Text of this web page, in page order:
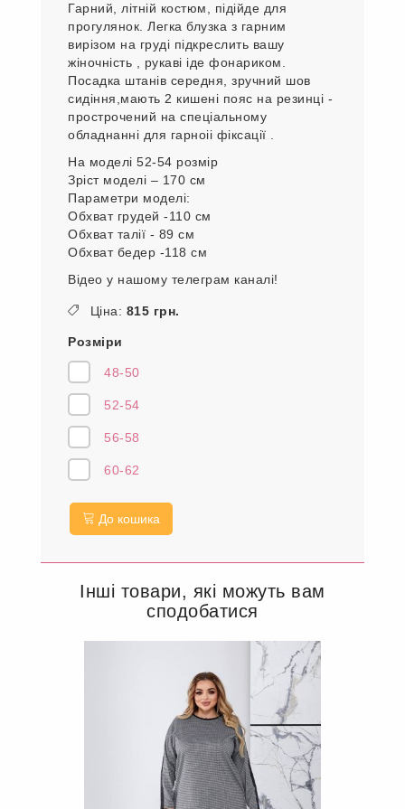
Гарний, літній костюм, підійде для
прогулянок. Легка блузка з гарним
вирізом на груді підкреслить вашу
жіночність , рукаві іде фонариком.
Посадка штанів середня, зручний шов
сидіння,мають 2 кишені пояс на резинці -
прострочений на спеціальному
обладнанні для гарноіі фіксації .
На моделі 52-54 розмір
Зріст моделі – 170 см
Параметри моделі:
Обхват грудей -110 см
Обхват талії - 89 см
Обхват бедер -118 см
Відео у нашому телеграм каналі!
Ціна: 815 грн.
Розміри
48-50
52-54
56-58
60-62
До кошика
Інші товари, які можуть вам
сподобатися